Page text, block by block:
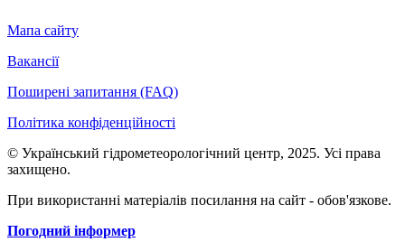
Мапа сайту
Вакансії
Поширені запитання (FAQ)
Політика конфіденційності
© Український гідрометеорологічний центр, 2025. Усі права
захищено.
При використанні матеріалів посилання на сайт - обов'язкове.
Погодний інформер